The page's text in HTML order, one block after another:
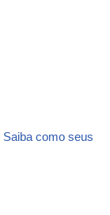
Saiba como seus